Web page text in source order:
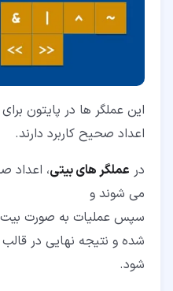
این عملگر ها در پایتون
اعداد صحیح کاربرد دارند.
در عملگر های بیتی، اعداد
می شوند و
سپس عملیات به صورت بیت
شده و نتیجه نهایی در قالب
شود.